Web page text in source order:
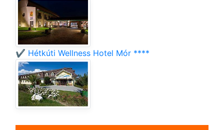
✔️ Hétkúti Wellness Hotel Mór ****